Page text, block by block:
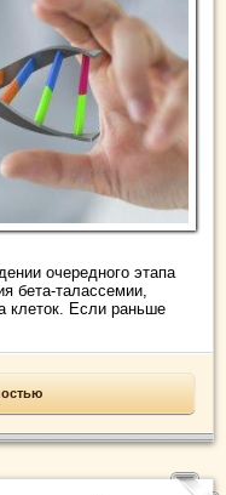
очередного этапа
бета-талассемии,
клеток. Если раньше